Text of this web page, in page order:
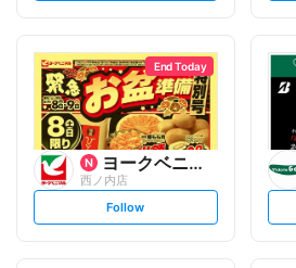
t
l
o
w
End Today
ヨークベニマル
西ノ内店
s
t
Follow